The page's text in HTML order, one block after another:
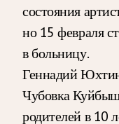
состояния
но 15 февраля
в больницу.
Геннадий
Чубовка
родителей в 10